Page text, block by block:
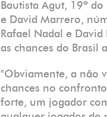
Bautista Agut, 19º
e David Marrero,
Rafael Nadal e
as chances do Brasil
"Obviamente, a não
chances no
forte, um jogador